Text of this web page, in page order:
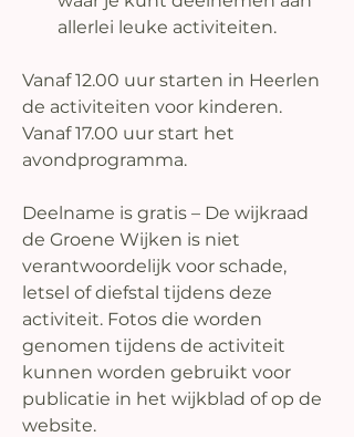
allerlei leuke activiteiten.
Vanaf 12.00 uur starten in Heerlen
de activiteiten voor kinderen.
Vanaf 17.00 uur start het
avondprogramma.
Deelname is gratis – De wijkraad
de Groene Wijken is niet
verantwoordelijk voor schade,
letsel of diefstal tijdens deze
activiteit. Fotos die worden
genomen tijdens de activiteit
kunnen worden gebruikt voor
publicatie in het wijkblad of op de
website.